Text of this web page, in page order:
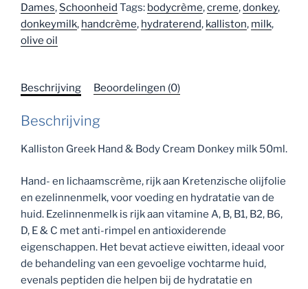
Dames, Schoonheid Tags: bodycrème,creme,donkey,
donkeymilk, handcrème, hydraterend, kalliston, milk,
olive oil
Beschrijving Beoordelingen (0)
Beschrijving
Kalliston Greek Hand & Body Cream Donkey milk 50ml.
Hand- en lichaamscrème, rijk aan Kretenzische olijfolie
en ezelinnenmelk, voor voeding en hydratatie van de
huid. Ezelinnenmelk is rijk aan vitamine A, B, B1, B2, B6,
D, E & C met anti-rimpel en antioxiderende
eigenschappen. Het bevat actieve eiwitten, ideaal voor
de behandeling van een gevoelige vochtarme huid,
evenals peptiden die helpen bij de hydratatie en